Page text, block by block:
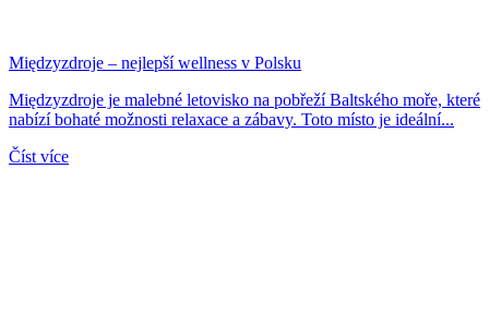
Międzyzdroje – nejlepší wellness v Polsku
Międzyzdroje je malebné letovisko na pobřeží Baltského moře, které
nabízí bohaté možnosti relaxace a zábavy. Toto místo je ideální...
Číst více